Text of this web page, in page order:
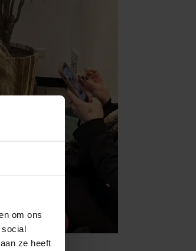
om ons
social
ze heeft